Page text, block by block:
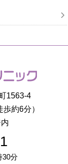
1563-4
約6分）
30分